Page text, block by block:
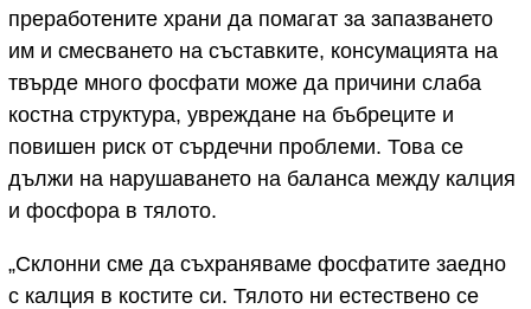
преработените храни да помагат за запазването
им и смесването на съставките, консумацията на
твърде много фосфати може да причини слаба
костна структура, увреждане на бъбреците и
повишен риск от сърдечни проблеми. Това се
дължи на нарушаването на баланса между калция
и фосфора в тялото.
„Склонни сме да съхраняваме фосфатите заедно
с калция в костите си. Тялото ни естествено се